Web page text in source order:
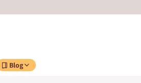
Blog